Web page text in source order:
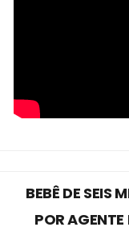
BEBÊ DE SEIS
POR